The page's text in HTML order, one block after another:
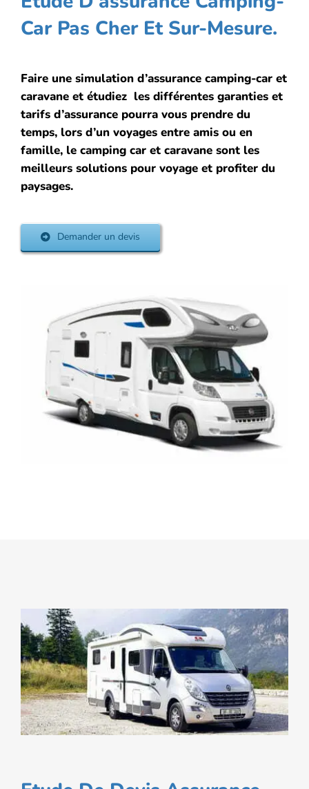
Car Pas Cher Et Sur-Mesure.
Faire une simulation d’assurance camping-car et
caravane et étudiez les différentes garanties et
tarifs d’assurance pourra vous prendre du
temps, lors d’un voyages entre amis ou en
famille, le camping car et caravane sont les
meilleurs solutions pour voyage et profiter du
paysages.
Demander un devis